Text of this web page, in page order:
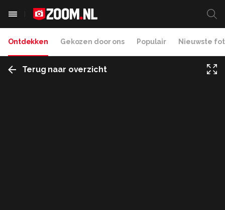
Ontdekken Gekozen door ons Populair Nieuwste
Terug naar overzicht